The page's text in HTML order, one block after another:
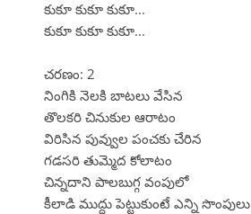
కుకూ కుకూ కుకూ...
కుకూ కుకూ కుకూ...
చరణం: 2
నింగికి నెలకి బాటలు వేసిన
తొలకరి చినుకుల ఆరాటం
విరిసిన పువ్వుల పంచకు చేరిన
గడసరి తుమ్మెద కోలాటం
చిన్నదాని పాలబుగ్గ వంపులో
కీలాడి ముద్దు పెట్టుకుంటే ఎన్ని సొంపులు